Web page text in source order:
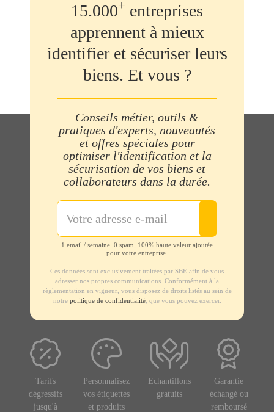
15.000+ entreprises
apprennent à mieux
identifier et sécuriser leurs
biens. Et vous ?
Conseils métier, outils &
pratiques d'experts, nouveautés
et offres spéciales pour
optimiser l'identification et la
sécurisation de vos biens et
collaborateurs dans la durée.
1 email / semaine. 0 spam, 100% haute valeur ajoutée
pour votre entreprise.
Ces données sont exclusivement traitées par SBE afin de vous
adresser nos propres communications. Conformément à la
règlementation en vigueur, vous disposez de droits listés au sein de
notre politique de confidentialité, que vous pouvez exercer.
Tarifs
dégressifs
jusqu'à
Personnalisez
vos étiquettes
et produits
Echantillons
gratuits
Garantie
échangé ou
remboursé